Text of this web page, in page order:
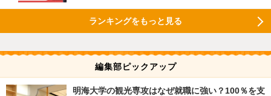
ランキングをもっと見る
編集部ピックアップ
明海大学の観光専攻はなぜ就職に強い？100％を支